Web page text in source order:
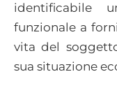
identificabile
funzionale a
vita del
sua situazione